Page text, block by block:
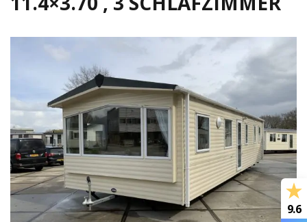
9.6